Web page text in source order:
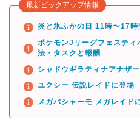
最新ピックアップ情報
炎と氷ふかの日 11時〜17
ポケモンJリーグフェスティ
法・タスクと報酬
シャドウギラティナアナザ
ユクシー 伝説レイドに登場
メガバシャーモ メガレイド